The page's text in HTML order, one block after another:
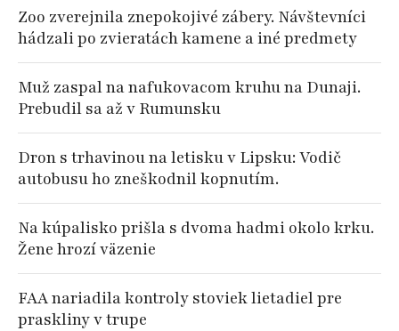
Zoo zverejnila znepokojivé zábery. Návštevníci
hádzali po zvieratách kamene a iné predmety
Muž zaspal na nafukovacom kruhu na Dunaji.
Prebudil sa až v Rumunsku
Dron s trhavinou na letisku v Lipsku: Vodič
autobusu ho zneškodnil kopnutím.
Na kúpalisko prišla s dvoma hadmi okolo krku.
Žene hrozí väzenie
FAA nariadila kontroly stoviek lietadiel pre
praskliny v trupe